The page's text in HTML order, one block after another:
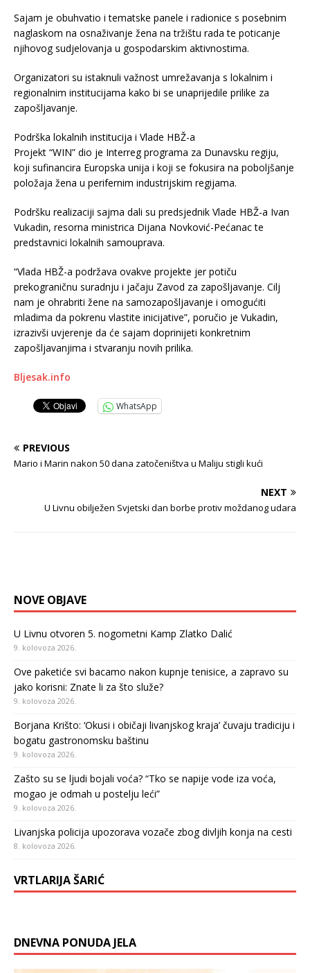
Sajam je obuhvatio i tematske panele i radionice s posebnim
naglaskom na osnaživanje žena na tržištu rada te poticanje
njihovog sudjelovanja u gospodarskim aktivnostima.
Organizatori su istaknuli važnost umrežavanja s lokalnim i
regionalnim institucijama kako bi se unaprijedile prilike za
zapošljavanje.
Podrška lokalnih institucija i Vlade HBŽ-a
Projekt “WIN” dio je Interreg programa za Dunavsku regiju,
koji sufinancira Europska unija i koji se fokusira na poboljšanje
položaja žena u perifernim industrijskim regijama.
Podršku realizaciji sajma dali su predsjednik Vlade HBŽ-a Ivan
Vukadin, resorna ministrica Dijana Novković-Pećanac te
predstavnici lokalnih samouprava.
“Vlada HBŽ-a podržava ovakve projekte jer potiču
prekograničnu suradnju i jačaju Zavod za zapošljavanje. Cilj
nam je ohrabriti žene na samozapošljavanje i omogućiti
mladima da pokrenu vlastite inicijative”, poručio je Vukadin,
izrazivši uvjerenje da će sajam doprinijeti konkretnim
zapošljavanjima i stvaranju novih prilika.
Bljesak.info
WhatsApp
PREVIOUS
Mario i Marin nakon 50 dana zatočeništva u Maliju stigli kući
NEXT
U Livnu obilježen Svjetski dan borbe protiv moždanog udara
NOVE OBJAVE
U Livnu otvoren 5. nogometni Kamp Zlatko Dalić
9. kolovoza 2026.
Ove paketiće svi bacamo nakon kupnje tenisice, a zapravo su
jako korisni: Znate li za što služe?
9. kolovoza 2026.
Borjana Krišto: ‘Okusi i običaji livanjskog kraja’ čuvaju tradiciju i
bogatu gastronomsku baštinu
9. kolovoza 2026.
Zašto su se ljudi bojali voća? “Tko se napije vode iza voća,
mogao je odmah u postelju leći”
9. kolovoza 2026.
Livanjska policija upozorava vozače zbog divljih konja na cesti
8. kolovoza 2026.
VRTLARIJA ŠARIĆ
DNEVNA PONUDA JELA